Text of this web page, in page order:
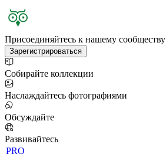
Присоединяйтесь к нашему сообществу
Зарегистрироваться
Собирайте коллекции
Наслаждайтесь фотографиями
Обсуждайте
Развивайтесь
PRO